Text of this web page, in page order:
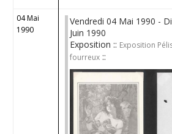
04 Mai
1990
Vendredi 04 Mai 1990 -
Juin 1990
Exposition :: Exposition
fourreux ::